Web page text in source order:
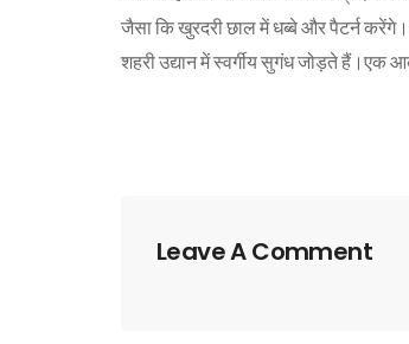
जैसा कि खुरदरी छाल में धब्बे और पैटर्न
शहरी उद्यान में स्वर्गीय सुगंध जोड़ते हैं।एक
Leave A Comment